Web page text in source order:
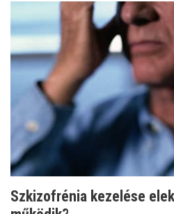
Szkizofrénia kezelése